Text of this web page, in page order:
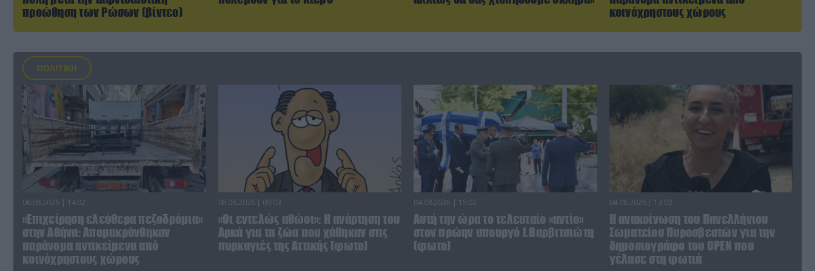
προώθηση των Ρώσων (βίντεο)
κοινόχρηστους χώρους
ΠΟΛΙΤΙΚΗ
06.08.2026 | 14:02
«Επιχείρηση ελεύθερα πεζοδρόμια»
στην Αθήνα: Απομακρύνθηκαν
παράνομα αντικείμενα από
κοινόχρηστους χώρους
06.08.2026 | 09:03
«Οι εντελώς αθώοι»: Η ανάρτηση του
Αρκά για τα ζώα που χάθηκαν στις
πυρκαγιές της Αττικής (φωτο)
04.08.2026 | 15:02
Αυτή την ώρα το τελευταίο «αντίο»
στον πρώην υπουργό Ι.Βαρβιτσιώτη
(φωτο)
04.08.2026 | 13:02
Η ανακοίνωση του Πανελλήνιου
Σωματείου Πυροσβεστών για την
δημοσιογράφο του OPEN που
γέλασε στη φωτιά